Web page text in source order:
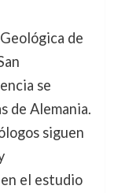
de
se
de Alemania.
siguen
el estudio